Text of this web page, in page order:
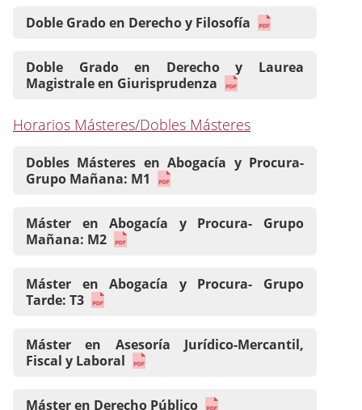
Doble Grado en Derecho y Filosofía
Doble Grado en Derecho y Laurea
Magistrale en Giurisprudenza
Horarios Másteres/Dobles Másteres
Dobles Másteres en Abogacía y Procura-
Grupo Mañana: M1
Máster en Abogacía y Procura- Grupo
Mañana: M2
Máster en Abogacía y Procura- Grupo
Tarde: T3
Máster en Asesoría Jurídico-Mercantil,
Fiscal y Laboral
Máster en Derecho Público